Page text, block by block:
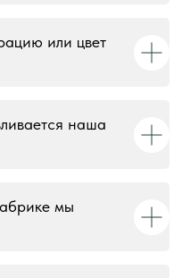
или цвет
наша
мы
и